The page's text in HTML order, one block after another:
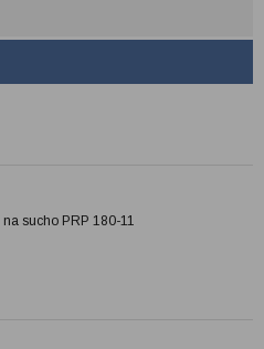
sucho PRP 180-11